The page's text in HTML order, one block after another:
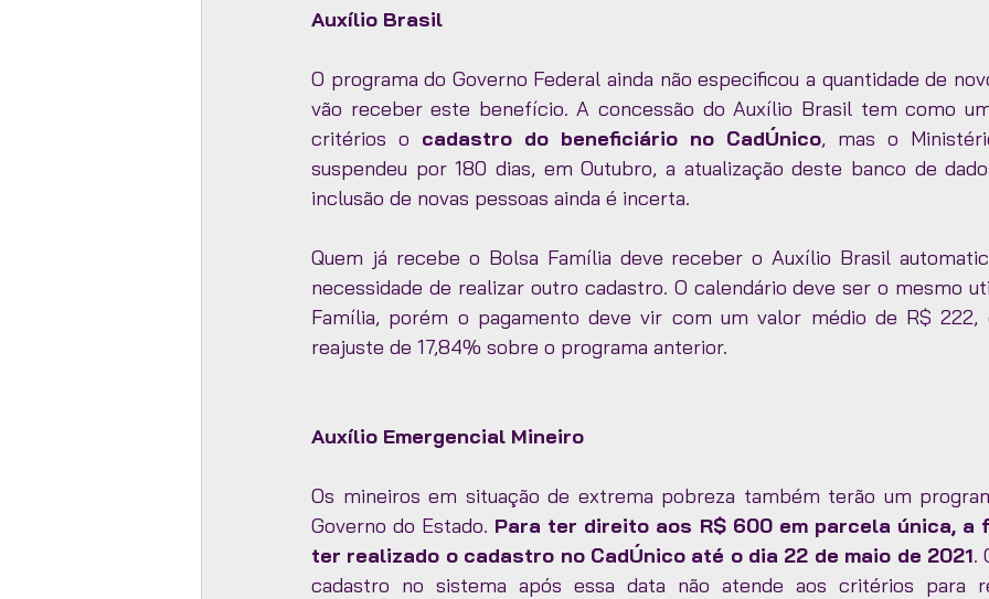
Auxílio Brasil
O programa do Governo Federal ainda não especificou a quantidade de
vão receber este benefício. A concessão do Auxílio Brasil tem como
critérios o cadastro do beneficiário no CadÚnico, mas o
suspendeu por 180 dias, em Outubro, a atualização deste banco de
inclusão de novas pessoas ainda é incerta.
Quem já recebe o Bolsa Família deve receber o Auxílio Brasil
necessidade de realizar outro cadastro. O calendário deve ser o mesmo
Família, porém o pagamento deve vir com um valor médio de R$ 222,
reajuste de 17,84% sobre o programa anterior.
Auxílio Emergencial Mineiro
Os mineiros em situação de extrema pobreza também terão um
Governo do Estado. Para ter direito aos R$ 600 em parcela única, a
ter realizado o cadastro no CadÚnico até o dia 22 de maio de 2021.
cadastro no sistema após essa data não atende aos critérios para